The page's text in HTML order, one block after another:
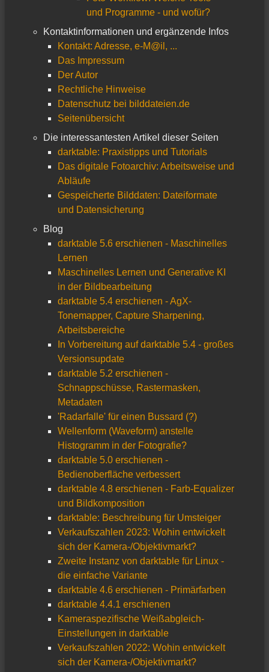
und Programme - und wofür?
Kontaktinformationen und ergänzende Infos
Kontakt: Adresse, e-M@il, ...
Das Impressum
Der Autor
Rechtliche Hinweise
Datenschutz bei bilddateien.de
Seitenübersicht
Die interessantesten Artikel dieser Seiten
darktable: Praxistipps und Tutorials
Das digitale Fotoarchiv: Arbeitsweise und
Abläufe
Gespeicherte Bilddaten: Dateiformate
und Datensicherung
Blog
darktable 5.6 erschienen - Maschinelles
Lernen
Maschinelles Lernen und Generative KI
in der Bildbearbeitung
darktable 5.4 erschienen - AgX-
Tonemapper, Capture Sharpening,
Arbeitsbereiche
In Vorbereitung auf darktable 5.4 - großes
Versionsupdate
darktable 5.2 erschienen -
Schnappschüsse, Rastermasken,
Metadaten
'Radarfalle' für einen Bussard (?)
Wellenform (Waveform) anstelle
Histogramm in der Fotografie?
darktable 5.0 erschienen -
Bedienoberfläche verbessert
darktable 4.8 erschienen - Farb-Equalizer
und Bildkomposition
darktable: Beschreibung für Umsteiger
Verkaufszahlen 2023: Wohin entwickelt
sich der Kamera-/Objektivmarkt?
Zweite Instanz von darktable für Linux -
die einfache Variante
darktable 4.6 erschienen - Primärfarben
darktable 4.4.1 erschienen
Kameraspezifische Weißabgleich-
Einstellungen in darktable
Verkaufszahlen 2022: Wohin entwickelt
sich der Kamera-/Objektivmarkt?